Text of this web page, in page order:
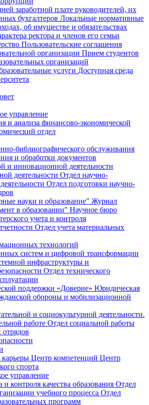
заработной плате руководителей, их
бухгалтеров Локальные нормативные
об имуществе и обязательствах
ректора и членов его семьи
Пользовательские соглашения
организации Прием студентов
организаций
услуги Доступная среда
управление
и анализа финансово-экономической
отдел
библиографического обслуживания
и обработки документов
и инновационной деятельности
деятельности Отдел научно-
Отдел подготовки научно-
науки и образование" Журнал
в образовании" Научное бюро
учета и контроля
Отдел учета материальных
технологий
систем и цифровой трансформации
инфраструктуры и
Отдел технического
поддержки «Доверие» Юридическая
обороны и мобилизационной
и социокультурной деятельности.
работе Отдел социальной работы
Центр компетенций Центр
спорта
управление
контроля качества образования Отдел
учебного процесса Отдел
программ